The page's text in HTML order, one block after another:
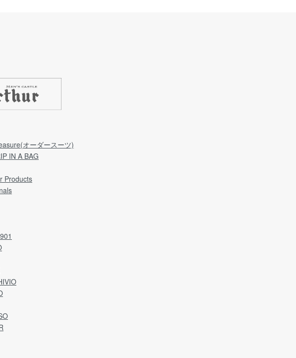
」から7日
内にご連
商品受取
場合は
、
返品・交
う何卒お
につきま
断りさせ
ます。
送をお願
難しい場
回以降のご注文をお断りさせていただく場合が
願い申し上げます。
オーダースーツ)
IN A BAG
Products